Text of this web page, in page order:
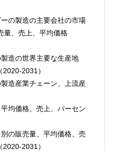
の製造の主要会社の市場
量、売上、平均価格
造の世界主要な生産地
2031）
造産業チェーン、上流産
均価格、売上、パーセン
の販売量、平均価格、売
2020-2031）